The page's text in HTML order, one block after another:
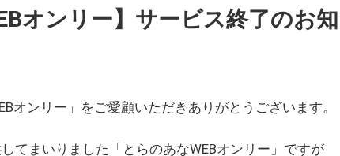
オンリー】サービス終了のお
オンリー」をご愛顧いただきありがとうございます。
てまいりました「とらのあなWEBオンリー」ですが